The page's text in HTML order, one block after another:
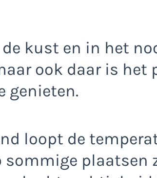
kust en in het
ook daar is het
genieten.
loopt de
sommige plaatsen